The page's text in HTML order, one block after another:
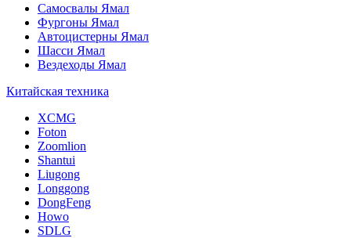
Самосвалы Ямал
Фургоны Ямал
Автоцистерны Ямал
Шасси Ямал
Вездеходы Ямал
Китайская техника
XCMG
Foton
Zoomlion
Shantui
Liugong
Longgong
DongFeng
Howo
SDLG